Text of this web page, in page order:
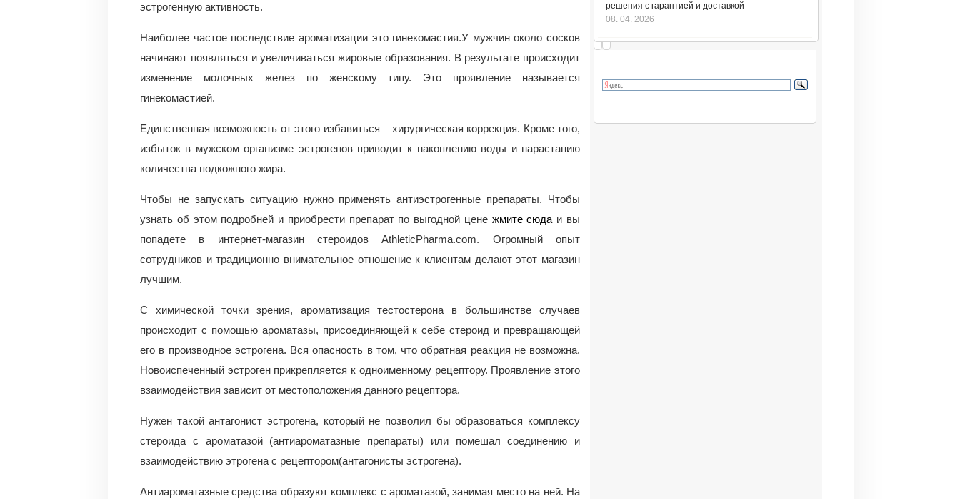
эстрогенную активность.
Наиболее частое последствие ароматизации это гинекомастия.У мужчин около сосков
начинают появляться и увеличиваться жировые образования. В результате происходит
изменение молочных желез по женскому типу. Это проявление называется
гинекомастией.
Единственная возможность от этого избавиться – хирургическая коррекция. Кроме того,
избыток в мужском организме эстрогенов приводит к накоплению воды и нарастанию
количества подкожного жира.
Чтобы не запускать ситуацию нужно применять антиэстрогенные препараты. Чтобы
узнать об этом подробней и приобрести препарат по выгодной цене жмите сюда и вы
попадете в интернет-магазин стероидов AthleticPharma.com. Огромный опыт
сотрудников и традиционно внимательное отношение к клиентам делают этот магазин
лучшим.
С химической точки зрения, ароматизация тестостерона в большинстве случаев
происходит с помощью ароматазы, присоединяющей к себе стероид и превращающей
его в производное эстрогена. Вся опасность в том, что обратная реакция не возможна.
Новоиспеченный эстроген прикрепляется к одноименному рецептору. Проявление этого
взаимодействия зависит от местоположения данного рецептора.
Нужен такой антагонист эстрогена, который не позволил бы образоваться комплексу
стероида с ароматазой (антиароматазные препараты) или помешал соединению и
взаимодействию этрогена с рецептором(антагонисты эстрогена).
Антиароматазные средства образуют комплекс с ароматазой, занимая место на ней. На
решения с гарантией и доставкой
08. 04. 2026